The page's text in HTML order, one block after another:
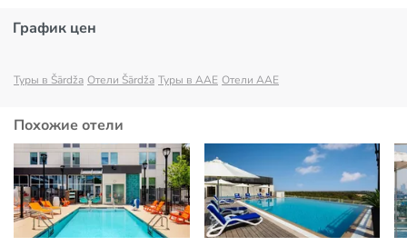
График цен
Туры в Šārdža Отели Šārdža Туры в AAE Отели AAE
Похожие отели